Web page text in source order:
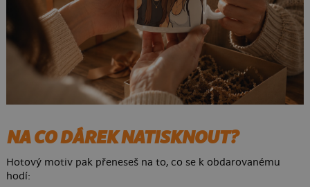
NA CO DÁREK NATISKNOUT?
Hotový motiv pak přeneseš na to, co se k obdarovanému
hodí: